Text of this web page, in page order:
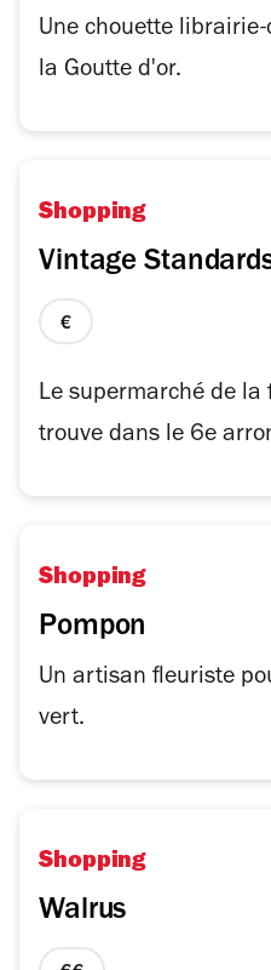
sur
4
Une chouette
la Goutte d'or.
Shopping
Vintage
prix
sur
Le supermarché de la
trouve dans le 6e
Shopping
Pompon
Un artisan fleuriste
vert.
Shopping
Walrus